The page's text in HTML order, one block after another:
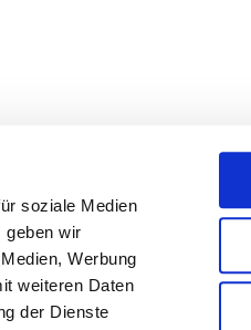
soziale Medien
geben wir
Werbung
weiteren Daten
der Dienste